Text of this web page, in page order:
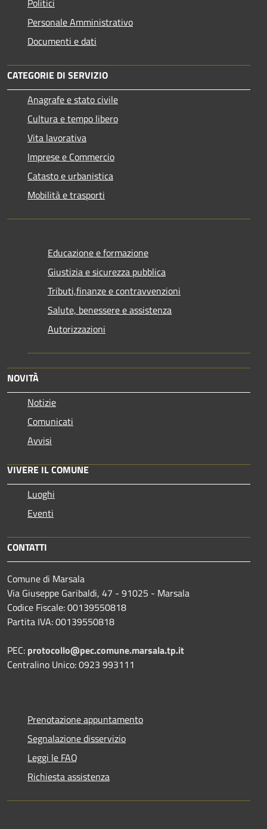
Politici
Personale Amministrativo
Documenti e dati
CATEGORIE DI SERVIZIO
Anagrafe e stato civile
Cultura e tempo libero
Vita lavorativa
Imprese e Commercio
Catasto e urbanistica
Mobilità e trasporti
Educazione e formazione
Giustizia e sicurezza pubblica
Tributi,finanze e contravvenzioni
Salute, benessere e assistenza
Autorizzazioni
NOVITÀ
Notizie
Comunicati
Avvisi
VIVERE IL COMUNE
Luoghi
Eventi
CONTATTI
Comune di Marsala
Via Giuseppe Garibaldi, 47 - 91025 - Marsala
Codice Fiscale: 00139550818
Partita IVA: 00139550818
PEC: protocollo@pec.comune.marsala.tp.it
Centralino Unico: 0923 993111
Prenotazione appuntamento
Segnalazione disservizio
Leggi le FAQ
Richiesta assistenza